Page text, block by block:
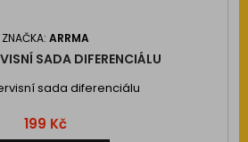
ZNAČKA: ARRMA
SADA DIFERENCIÁLU
sada diferenciálu
Cena
199 Kč